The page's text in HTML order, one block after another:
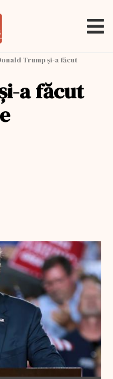
Trump și-a făcut
a făcut